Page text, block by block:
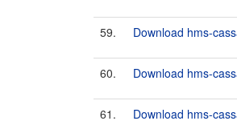
59. Download hms-
60. Download hms-
61. Download hms-